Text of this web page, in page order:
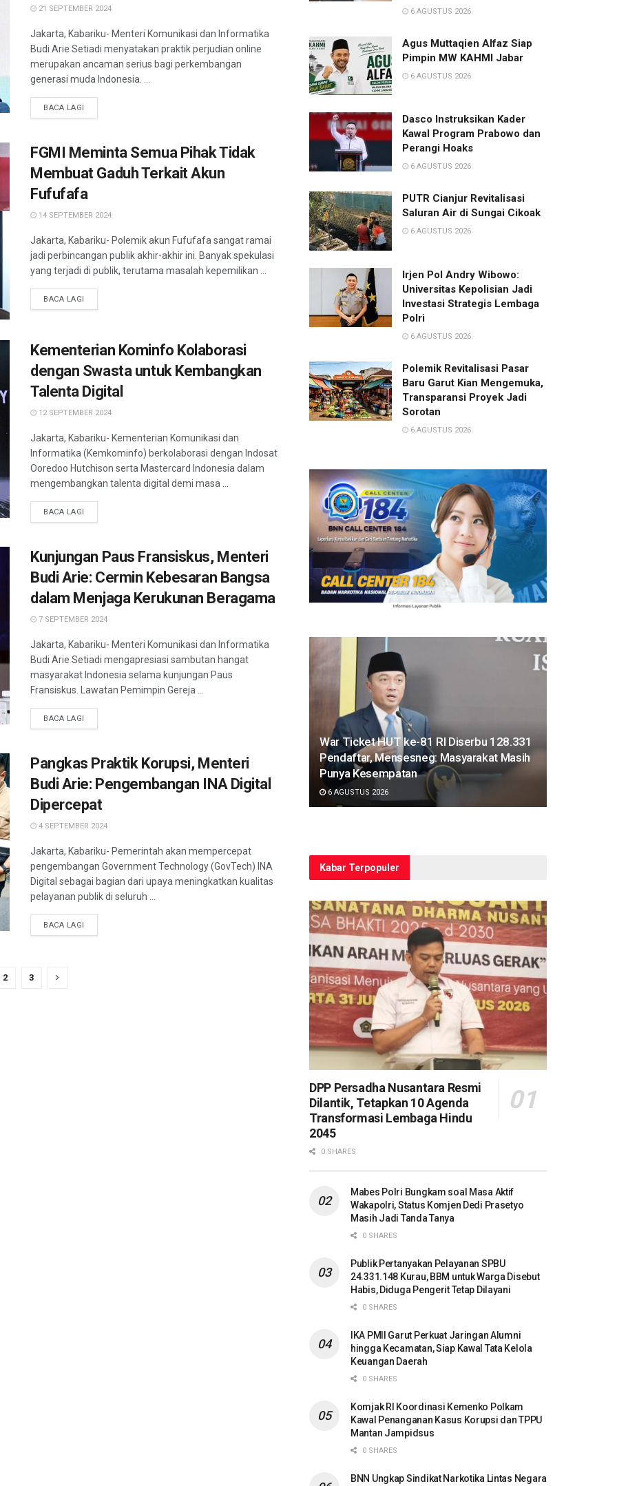
21 SEPTEMBER 2024
Jakarta, Kabariku- Menteri Komunikasi dan Informatika
Budi Arie Setiadi menyatakan praktik perjudian online
merupakan ancaman serius bagi perkembangan
generasi muda Indonesia. ...
BACA LAGI
FGMI Meminta Semua Pihak Tidak
Membuat Gaduh Terkait Akun
Fufufafa
14 SEPTEMBER 2024
Jakarta, Kabariku- Polemik akun Fufufafa sangat ramai
jadi perbincangan publik akhir-akhir ini. Banyak spekulasi
yang terjadi di publik, terutama masalah kepemilikan ...
BACA LAGI
Kementerian Kominfo Kolaborasi
dengan Swasta untuk Kembangkan
Talenta Digital
12 SEPTEMBER 2024
Jakarta, Kabariku- Kementerian Komunikasi dan
Informatika (Kemkominfo) berkolaborasi dengan Indosat
Ooredoo Hutchison serta Mastercard Indonesia dalam
mengembangkan talenta digital demi masa ...
BACA LAGI
Kunjungan Paus Fransiskus, Menteri
Budi Arie: Cermin Kebesaran Bangsa
dalam Menjaga Kerukunan Beragama
7 SEPTEMBER 2024
Jakarta, Kabariku- Menteri Komunikasi dan Informatika
Budi Arie Setiadi mengapresiasi sambutan hangat
masyarakat Indonesia selama kunjungan Paus
Fransiskus. Lawatan Pemimpin Gereja ...
BACA LAGI
Pangkas Praktik Korupsi, Menteri
Budi Arie: Pengembangan INA Digital
Dipercepat
4 SEPTEMBER 2024
Jakarta, Kabariku- Pemerintah akan mempercepat
pengembangan Government Technology (GovTech) INA
Digital sebagai bagian dari upaya meningkatkan kualitas
pelayanan publik di seluruh ...
BACA LAGI
2 3
6 AGUSTUS 2026
Agus Muttaqien Alfaz Siap
Pimpin MW KAHMI Jabar
6 AGUSTUS 2026
Dasco Instruksikan Kader
Kawal Program Prabowo dan
Perangi Hoaks
6 AGUSTUS 2026
PUTR Cianjur Revitalisasi
Saluran Air di Sungai Cikoak
6 AGUSTUS 2026
Irjen Pol Andry Wibowo:
Universitas Kepolisian Jadi
Investasi Strategis Lembaga
Polri
6 AGUSTUS 2026
Polemik Revitalisasi Pasar
Baru Garut Kian Mengemuka,
Transparansi Proyek Jadi
Sorotan
6 AGUSTUS 2026
War Ticket HUT ke-81 RI Diserbu 128.331
Pendaftar, Mensesneg: Masyarakat Masih
Punya Kesempatan
6 AGUSTUS 2026
Kabar Terpopuler
DPP Persadha Nusantara Resmi
Dilantik, Tetapkan 10 Agenda
Transformasi Lembaga Hindu
2045
0 SHARES
Mabes Polri Bungkam soal Masa Aktif
Wakapolri, Status Komjen Dedi Prasetyo
Masih Jadi Tanda Tanya
0 SHARES
Publik Pertanyakan Pelayanan SPBU
24.331.148 Kurau, BBM untuk Warga Disebut
Habis, Diduga Pengerit Tetap Dilayani
0 SHARES
IKA PMII Garut Perkuat Jaringan Alumni
hingga Kecamatan, Siap Kawal Tata Kelola
Keuangan Daerah
0 SHARES
Komjak RI Koordinasi Kemenko Polkam
Kawal Penanganan Kasus Korupsi dan TPPU
Mantan Jampidsus
0 SHARES
BNN Ungkap Sindikat Narkotika Lintas Negara